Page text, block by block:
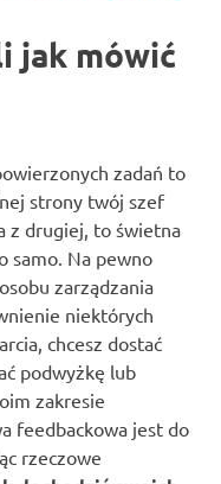
jak mówić
zadań to
strony twój szef
z drugiej, to świetna
samo. Na pewno
zarządzania
niektórych
chcesz dostać
podwyżkę lub
zakresie
feedbackowa jest do
rzeczowe